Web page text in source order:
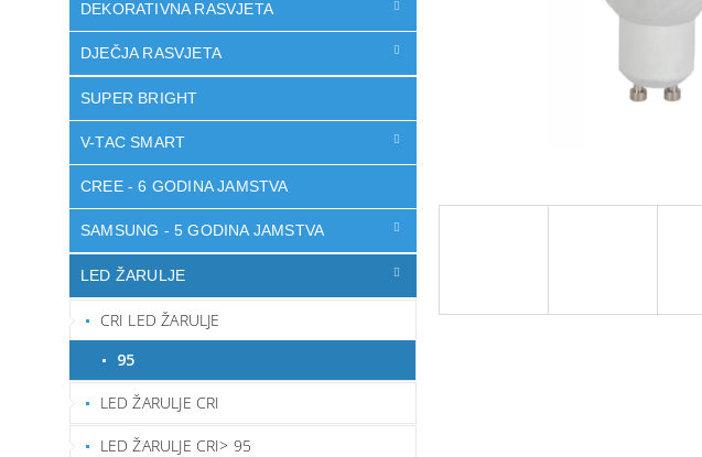
DEKORATIVNA RASVJETA
DJEČJA RASVJETA
SUPER BRIGHT
V-TAC SMART
CREE - 6 GODINA JAMSTVA
SAMSUNG - 5 GODINA JAMSTVA
LED ŽARULJE
CRI LED ŽARULJE
95
LED ŽARULJE CRI
LED ŽARULJE CRI> 95